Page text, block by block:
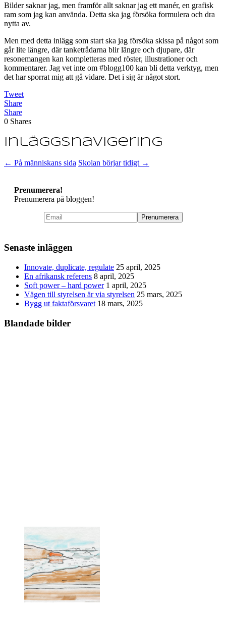
Bilder saknar jag, men framför allt saknar jag ett manér, en grafisk
ram som jag kan använda. Detta ska jag försöka formulera och dra
nytta av.
Men med detta inlägg som start ska jag försöka skissa på något som
går lite längre, där tanketrådarna blir längre och djupare, där
resonemangen kan kompletteras med röster, illustrationer och
kommentarer. Jag vet inte om #blogg100 kan bli detta verktyg, men
det har sporrat mig att gå vidare. Det i sig är något stort.
Tweet
Share
Share
0 Shares
Inläggsnavigering
← På människans sida Skolan börjar tidigt →
Prenumerera!
Prenumerera på bloggen!
Senaste inläggen
Innovate, duplicate, regulate 25 april, 2025
En afrikansk referens 8 april, 2025
Soft power – hard power 1 april, 2025
Vägen till styrelsen är via styrelsen 25 mars, 2025
Bygg ut faktaförsvaret 18 mars, 2025
Blandade bilder